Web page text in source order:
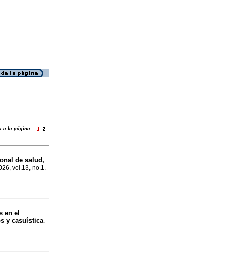
a la página
de salud,
vol.13, no.1.
en el
y casuística.